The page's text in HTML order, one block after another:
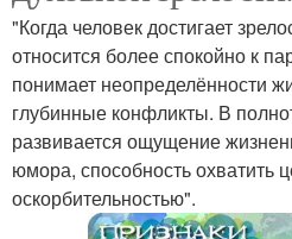
"Когда человек достигает
относится более спокойно к
понимает неопределённости
глубинные конфликты. В
развивается ощущение
юмора, способность охватить
оскорбительностью".